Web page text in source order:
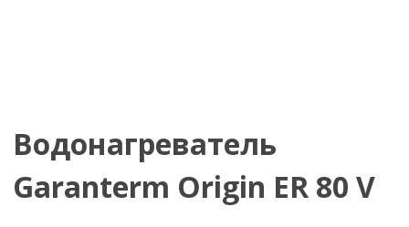
Водонагреватель
Garanterm Origin ER 80 V